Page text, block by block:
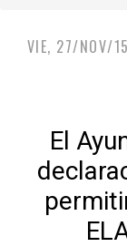
VIE, 27/NOV/15
El